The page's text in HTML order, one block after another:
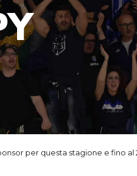
per questa stagione e fino al